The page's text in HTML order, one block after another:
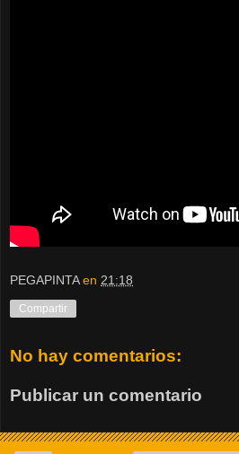
PEGAPINTA en 21:18
Compartir
No hay comentarios:
Publicar un comentario